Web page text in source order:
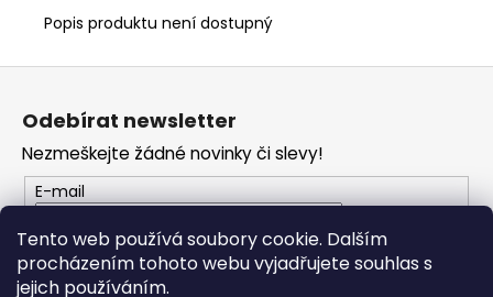
Tento web používá soubory cookie. Dalším
procházením tohoto webu vyjadřujete souhlas s
jejich používáním.
Popis produktu není dostupný
Z
t
í
Odebírat newsletter
Nezmeškejte žádné novinky či slevy!
E-mail
PŘIHLÁSIT SE